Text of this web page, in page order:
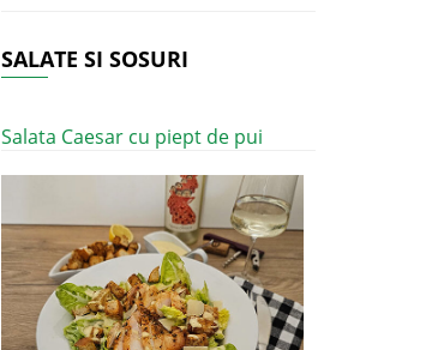
SALATE SI SOSURI
Salata Caesar cu piept de pui